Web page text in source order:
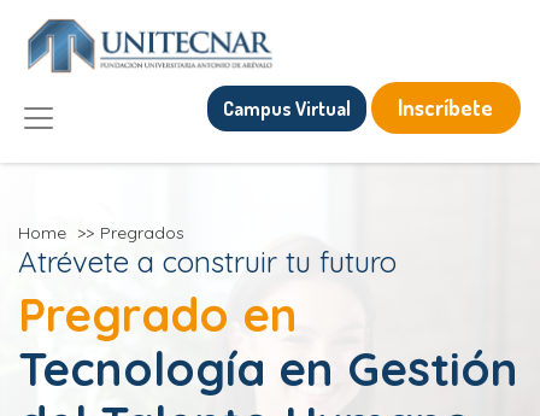
Campus Virtual Inscríbete
Home >> Pregrados
Atrévete a construir tu futuro
Pregrado en
Tecnología en Gestión